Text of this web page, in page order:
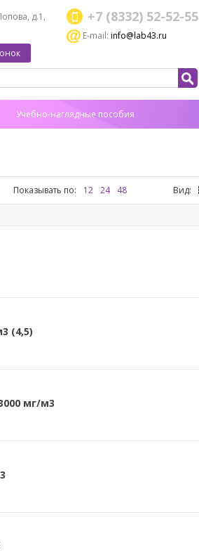
д.1,
+7 (8332) 52-52-55
E-mail:info@lab43.ru
Учебно-наглядные пособия
Показывать по: 12 24 48 Вид:
(4,5)
мг/м3